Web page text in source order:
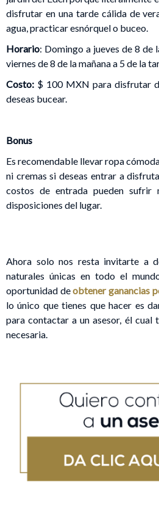
disfrutar en una tarde cálida de
agua, practicar esnórquel o buceo.
Horario: Domingo a jueves de 8 de
viernes de 8 de la mañana a 5 de la
Costo: $ 100 MXN para disfrutar
deseas bucear.
Bonus
Es recomendable llevar ropa
ni cremas si deseas entrar a
costos de entrada pueden sufrir
disposiciones del lugar.
Ahora solo nos resta invitarte a
naturales únicas en todo el
oportunidad deobtener ganancias
lo único que tienes que hacer es
para contactar a un asesor, él
necesaria.